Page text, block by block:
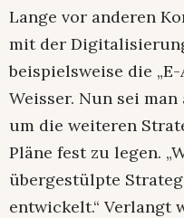
Lange vor anderen
mit der
beispielsweise die
Weisser. Nun sei
um die weiteren
Pläne fest zu legen.
übergestülpte
entwickelt.“ Verlangt